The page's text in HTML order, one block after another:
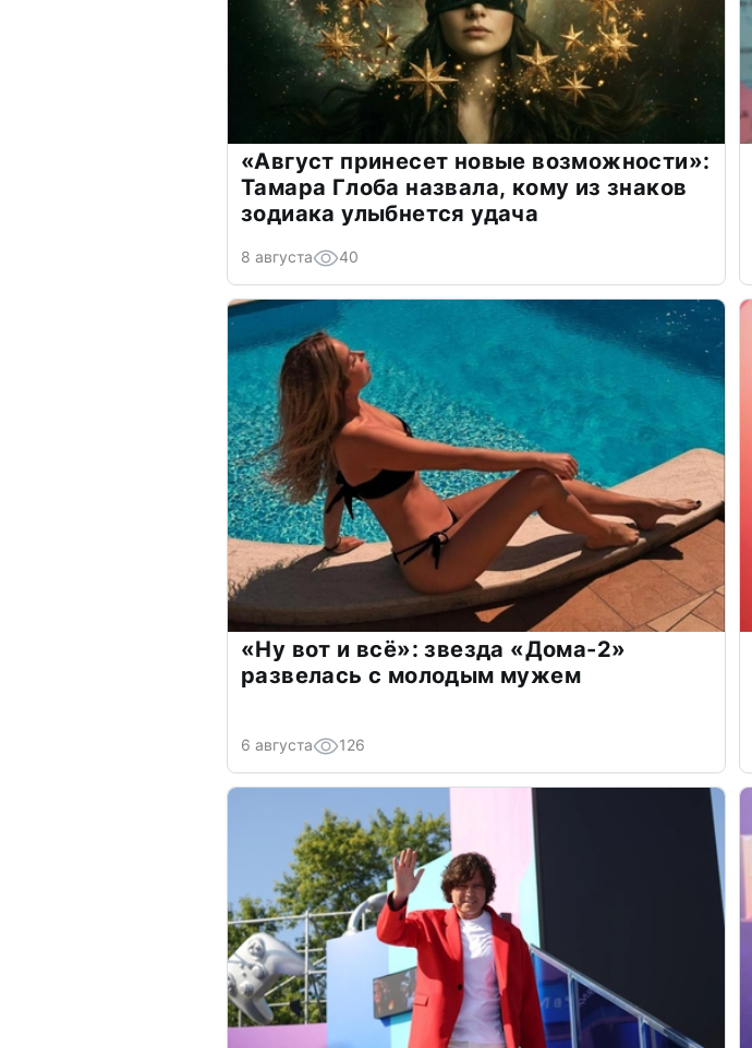
«Август принесет новые возможности»:
Тамара Глоба назвала, кому из знаков
зодиака улыбнется удача
8 августа 40
«Ну вот и всё»: звезда «Дома-2»
развелась с молодым мужем
6 августа 126